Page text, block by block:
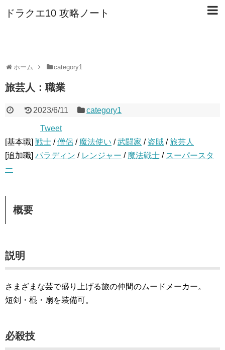
ドラクエ10 攻略ノート
ホーム category1
旅芸人：職業
2023/6/11 category1
Tweet
[基本職] 戦士 /僧侶 / 魔法使い /武闘家 / 盗賊 /旅芸人
[追加職] パラディン / レンジャー / 魔法戦士 / スーパースタ
ー
概要
説明
さまざまな芸で盛り上げる旅の仲間のムードメーカー。
短剣・棍・扇を装備可。
必殺技